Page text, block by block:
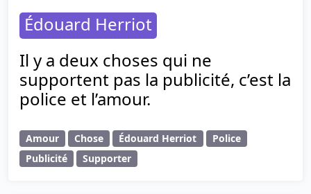
Édouard Herriot
Il y a deux choses qui ne
supportent pas la publicité, c’est la
police et l’amour.
Amour Chose Édouard Herriot
Police
Publicité
Supporter